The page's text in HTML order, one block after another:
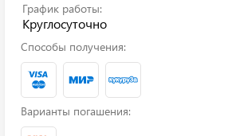
График работы:
Круглосуточно
Способы получения:
Варианты погашения: